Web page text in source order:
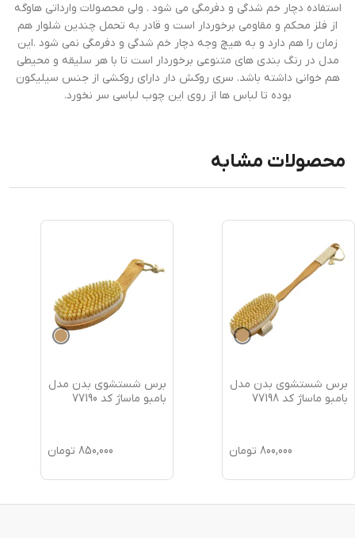
استفاده دچار خم شدگی و دفرمگی می شود . ولی محصولات وارداتی هاوگه
از فلز محکم و مقاومی برخوردار است و قادر به تحمل چندین شلوار هم
زمان را هم دارد و به هیچ وجه دچار خم شدگی و دفرمگی نمی شود .این
مدل در رنگ بندی های متنوعی برخوردار است تا با هر سلیقه و محیطی
هم خوانی داشته باشد. سری روکش دار دارای روکشی از جنس سیلیکون
بوده تا لباس ها از روی این چوب لباسی سر نخورد.
محصولات مشابه
برس شستشوی بدن مدل
بامبو ماساژ کد 77198
800,000 تومان
برس شستشوی بدن مدل
بامبو ماساژ کد 77190
850,000 تومان